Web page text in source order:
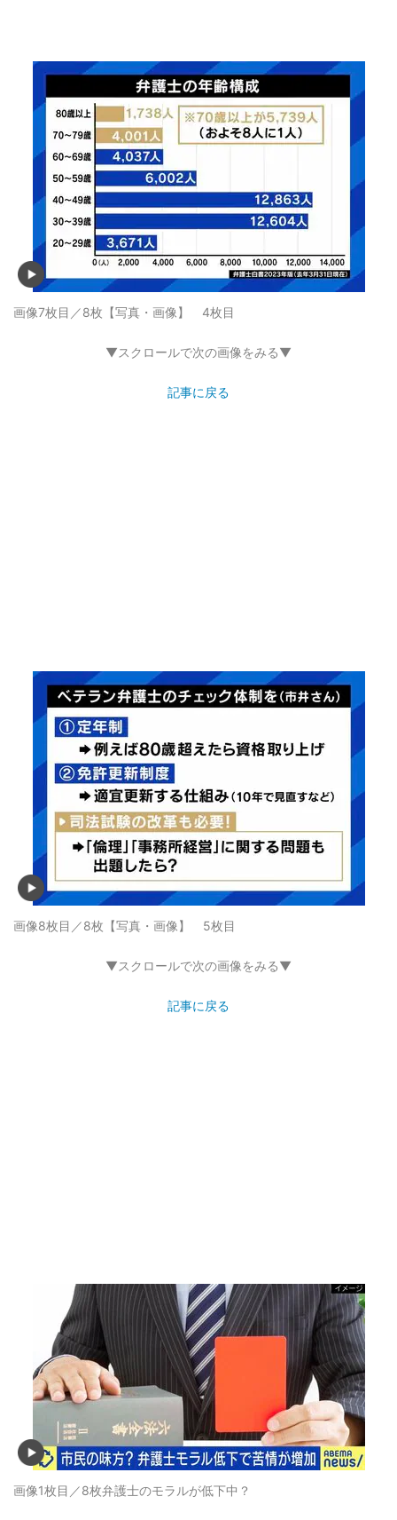
画像7枚目／8枚 【写真・画像】 4枚目
▼スクロールで次の画像をみる▼
記事に戻る
画像8枚目／8枚 【写真・画像】 5枚目
▼スクロールで次の画像をみる▼
記事に戻る
画像1枚目／8枚弁護士のモラルが低下中？